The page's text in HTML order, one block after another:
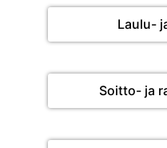
Laulu-
Soitto- ja